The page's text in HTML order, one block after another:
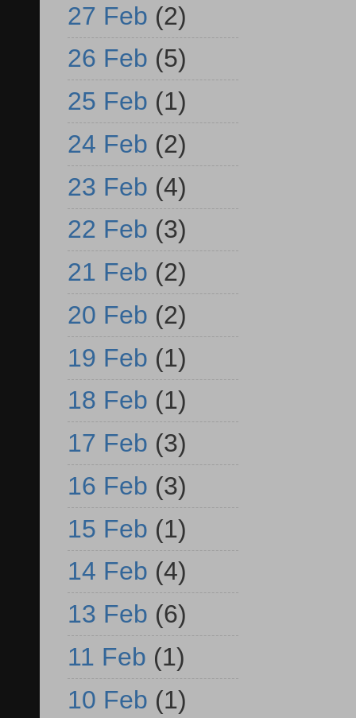
27 Feb (2)
26 Feb (5)
25 Feb (1)
24 Feb (2)
23 Feb (4)
22 Feb (3)
21 Feb (2)
20 Feb (2)
19 Feb (1)
18 Feb (1)
17 Feb (3)
16 Feb (3)
15 Feb (1)
14 Feb (4)
13 Feb (6)
11 Feb (1)
10 Feb (1)